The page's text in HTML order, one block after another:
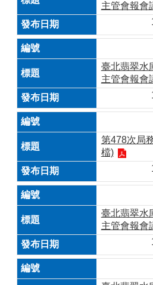
主管會報會
臺北翡翠水
主管會報會
第478次局
檔)
臺北翡翠水
主管會報會